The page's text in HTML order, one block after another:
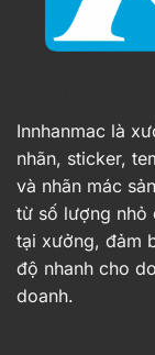
Innhanmac là
nhãn, sticker,
và nhãn mác
từ số lượng nhỏ
tại xưởng, đảm
độ nhanh cho
doanh.